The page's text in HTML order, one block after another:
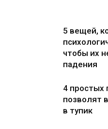
5 вещей,
чтобы их
падения
4 простых
позволят
в тупик